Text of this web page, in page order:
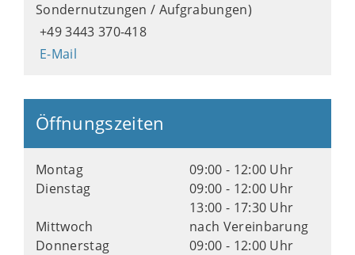
Sondernutzungen / Aufgrabungen)
+49 3443 370-418
E-Mail
Öffnungszeiten
Montag
09:00 - 12:00 Uhr
Dienstag
09:00 - 12:00 Uhr
13:00 - 17:30 Uhr
Mittwoch
nach Vereinbarung
Donnerstag
09:00 - 12:00 Uhr